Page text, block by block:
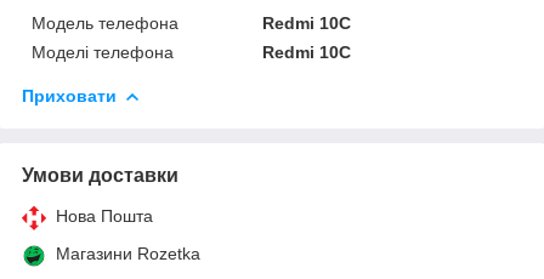
Модель телефона
Redmi 10C
Моделі телефона
Redmi 10C
Приховати
Умови доставки
Нова Пошта
Магазини Rozetka